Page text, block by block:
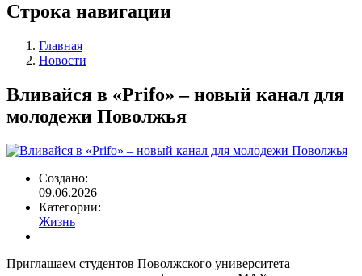
Строка навигации
Главная
Новости
Вливайся в «Prifo» – новый канал для
молодежи Поволжья
Создано:
09.06.2026
Категории:
Жизнь
Приглашаем студентов Поволжского университета